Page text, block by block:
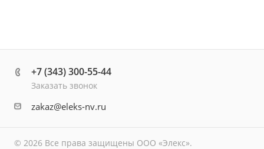
+7 (343) 300-55-44
Заказать звонок
zakaz@eleks-nv.ru
© 2026 Все права защищены ООО «Элекс».